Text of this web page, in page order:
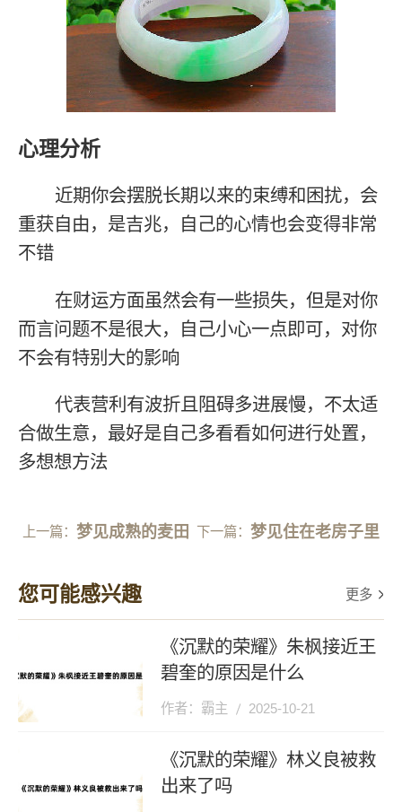
心理分析
近期你会摆脱长期以来的束缚和困扰，会
重获自由，是吉兆，自己的心情也会变得非常
不错
在财运方面虽然会有一些损失，但是对你
而言问题不是很大，自己小心一点即可，对你
不会有特别大的影响
代表营利有波折且阻碍多进展慢，不太适
合做生意，最好是自己多看看如何进行处置，
多想想方法
上一篇： 梦见成熟的麦田 下一篇：梦见住在老房子里
您可能感兴趣 更多
《沉默的荣耀》朱枫接近王
碧奎的原因是什么
作者：霸主 2025-10-21
《沉默的荣耀》林义良被救
出来了吗